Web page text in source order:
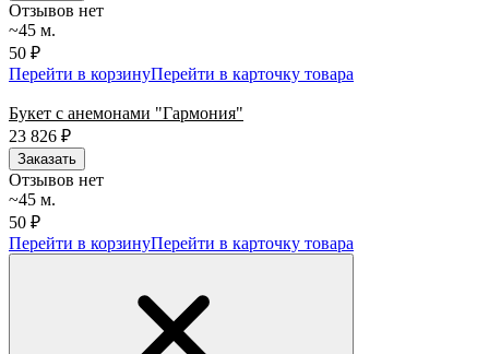
Отзывов нет
~45 м.
50 ₽
Перейти в корзинуПерейти в карточку товара
Букет с анемонами "Гармония"
23 826 ₽
Заказать
Отзывов нет
~45 м.
50 ₽
Перейти в корзинуПерейти в карточку товара